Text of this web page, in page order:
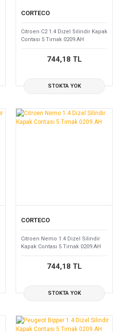
CORTECO
Cıtroen C2 1.4 Dizel Silindir Kapak
Contası 5 Tırnak 0209.AH
744,18 TL
STOKTA YOK
CORTECO
Cıtroen Nemo 1.4 Dizel Silindir
Kapak Contası 5 Tırnak 0209.AH
744,18 TL
STOKTA YOK